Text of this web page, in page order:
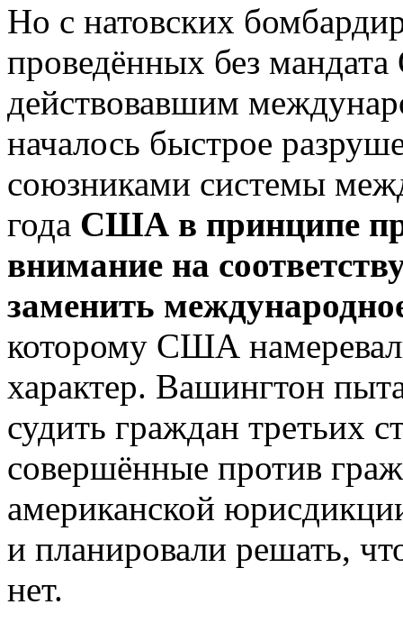
Но с натовских
проведённых без
действовавшим
началось быстрое
союзниками системы
года США в принципе
внимание на
заменить
которому США
характер. Вашингтон
судить граждан третьих
совершённые против
американской
и планировали решать,
нет.